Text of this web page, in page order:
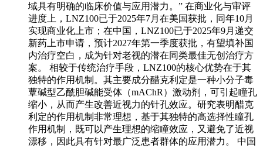
域具有明确的临床价值与应用潜力。” 在商业化与审评
进度上，LNZ100已于2025年7月在美国获批，同年10月
实现商业化上市；在中国，LNZ100已于2025年9月递交
新药上市申请，预计2027年第一季度获批，有望填补国
内治疗空白，成为针对老视的潜在同类最佳无创治疗方
案。 相较于传统治疗手段，LNZ100的核心优势在于其
独特的作用机制。其主要成分醋克利定是一种小分子毒
蕈碱型乙酰胆碱能受体（mAChR）激动剂，可引起瞳孔
缩小，从而产生改善近视力的针孔效应。研究表明醋克
利定的作用机制非常理想，基于其独特的高选择性瞳孔
作用机制，既可以产生理想的缩瞳效应，又避免了近视
漂移，因此具有针对最广泛患者群体的应用潜力。 中国